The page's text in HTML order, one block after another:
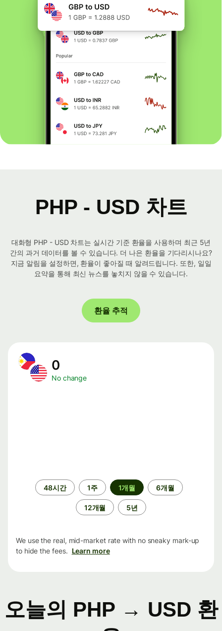
PHP - USD 차트
대화형 PHP - USD 차트는 실시간 기준 환율을 사용하며 최근 5년
간의 과거 데이터를 볼 수 있습니다. 더 나은 환율을 기다리시나요?
지금 알림을 설정하면, 환율이 좋아질 때 알려드립니다. 또한, 일일
요약을 통해 최신 뉴스를 놓치지 않을 수 있습니다.
환율 추적
0
No change
48시간 1주 1개월 6개월
12개월 5년
We use the real, mid-market rate with no sneaky mark-up
to hide the fees. Learn more
오늘의 PHP → USD 환